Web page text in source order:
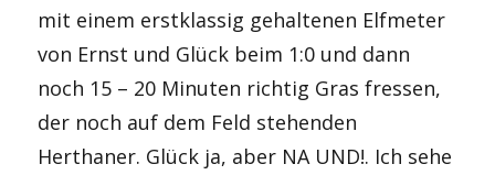
mit einem erstklassig gehaltenen Elfmeter
von Ernst und Glück beim 1:0 und dann
noch 15 – 20 Minuten richtig Gras fressen,
der noch auf dem Feld stehenden
Herthaner. Glück ja, aber NA UND!. Ich sehe